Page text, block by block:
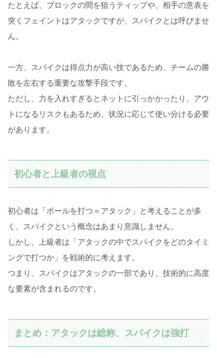
たとえば、ブロックの間を狙うティップや、相手の意表を
突くフェイントはアタックですが、スパイクとは呼びませ
ん。
一方、スパイクは得点力が高い技であるため、チームの勝
敗を左右する重要な攻撃手段です。
ただし、力を入れすぎるとネットに引っかかったり、アウ
トになるリスクもあるため、状況に応じて使い分ける必要
があります。
初心者と上級者の視点
初心者は「ボールを打つ＝アタック」と考えることが多
く、スパイクという概念はあまり意識しません。
しかし、上級者は「アタックの中でスパイクをどのタイミ
ングで打つか」を戦術的に考えます。
つまり、スパイクはアタックの一部であり、技術的に高度
な要素が含まれるのです。
まとめ：アタックは総称、スパイクは強打